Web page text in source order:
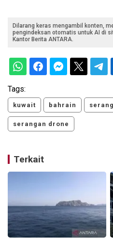
Dilarang keras mengambil konten,
pengindeksan otomatis untuk AI di
Kantor Berita ANTARA.
Tags:
kuwait bahrain
serangan drone
Terkait